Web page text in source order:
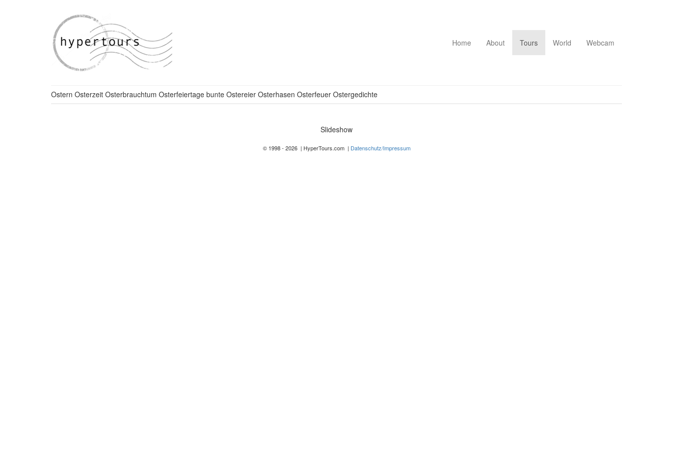
Home About Tours World Webcam
Ostern Osterzeit Osterbrauchtum Osterfeiertage bunte Ostereier Osterhasen Osterfeuer Ostergedichte
Slideshow
© 1998 - 2026 | HyperTours.com | Datenschutz/Impressum